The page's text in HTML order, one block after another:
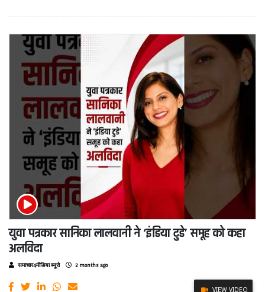
युवा पत्रकार सानिका लालवानी ने ‘इंडिया टुडे’ समूह को कहा
अलविदा
समाचार4मीडिया ब्यूरो 2 months ago
VIEW VIDEO